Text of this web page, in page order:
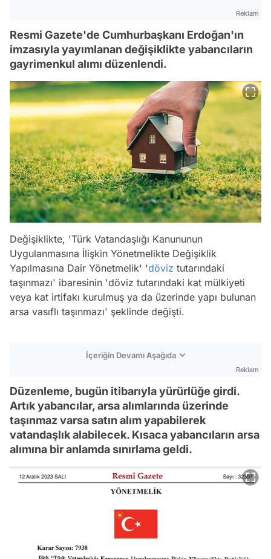
Reklam
Resmi Gazete'de Cumhurbaşkanı Erdoğan'ın
imzasıyla yayımlanan değişiklikte yabancıların
gayrimenkul alımı düzenlendi.
Değişiklikte, 'Türk Vatandaşlığı Kanununun
Uygulanmasına İlişkin Yönetmelikte Değişiklik
Yapılmasına Dair Yönetmelik' 'döviz tutarındaki
taşınmazı' ibaresinin 'döviz tutarındaki kat mülkiyeti
veya kat irtifakı kurulmuş ya da üzerinde yapı bulunan
arsa vasıflı taşınmazı' şeklinde değişti.
İçeriğin Devamı Aşağıda
Reklam
Düzenleme, bugün itibarıyla yürürlüğe girdi.
Artık yabancılar, arsa alımlarında üzerinde
taşınmaz varsa satın alım yapabilerek
vatandaşlık alabilecek. Kısaca yabancıların arsa
alımına bir anlamda sınırlama geldi.